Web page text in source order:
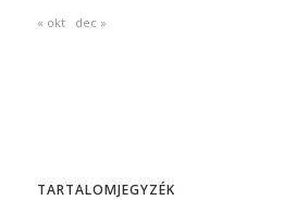
« okt dec »
TARTALOMJEGYZÉK